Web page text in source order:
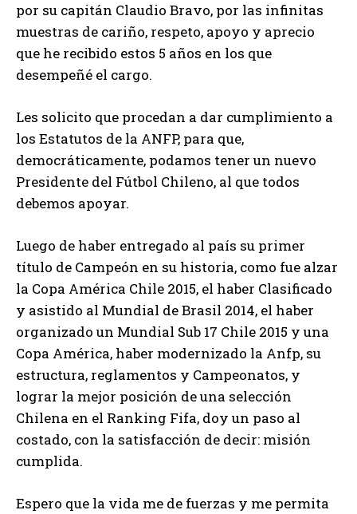
por su capitán Claudio Bravo, por las infinitas
muestras de cariño, respeto, apoyo y aprecio
que he recibido estos 5 años en los que
desempeñé el cargo.
Les solicito que procedan a dar cumplimiento a
los Estatutos de la ANFP, para que,
democráticamente, podamos tener un nuevo
Presidente del Fútbol Chileno, al que todos
debemos apoyar.
Luego de haber entregado al país su primer
título de Campeón en su historia, como fue alzar
la Copa América Chile 2015, el haber Clasificado
y asistido al Mundial de Brasil 2014, el haber
organizado un Mundial Sub 17 Chile 2015 y una
Copa América, haber modernizado la Anfp, su
estructura, reglamentos y Campeonatos, y
lograr la mejor posición de una selección
Chilena en el Ranking Fifa, doy un paso al
costado, con la satisfacción de decir: misión
cumplida.
Espero que la vida me de fuerzas y me permita